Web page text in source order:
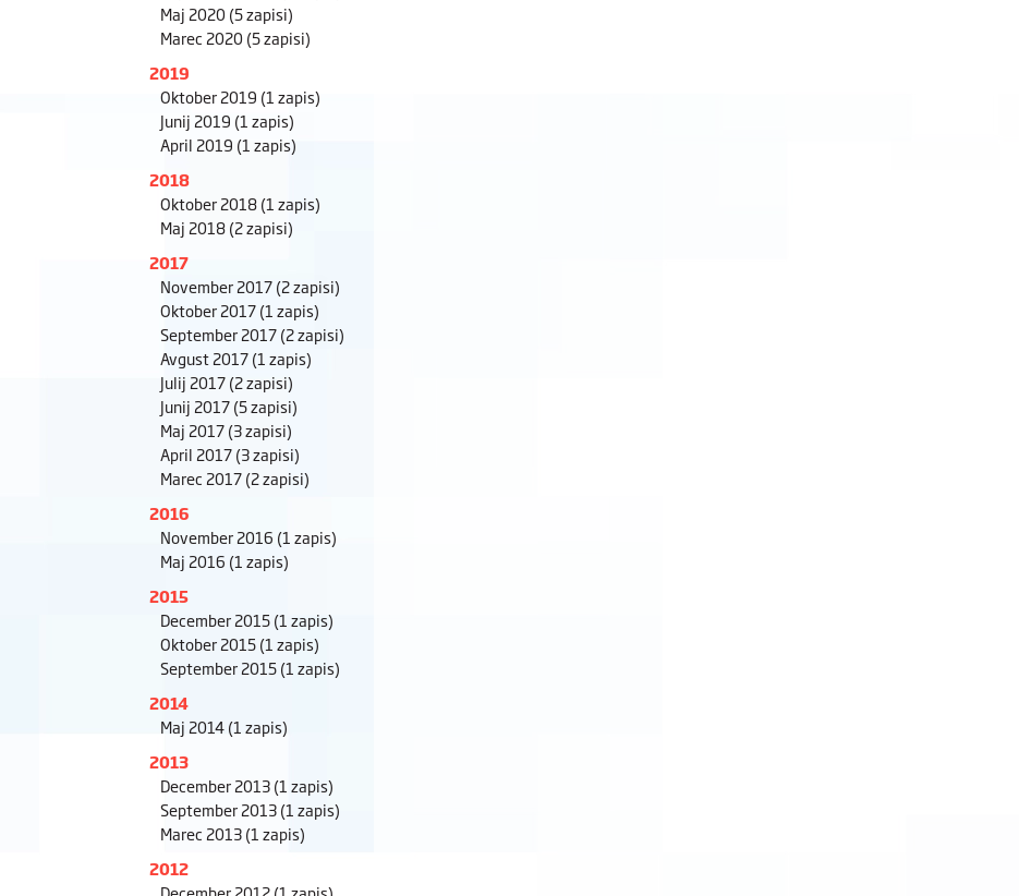
Maj 2020(5 zapisi)
Marec 2020(5 zapisi)
2019
Oktober 2019 (1 zapis)
Junij 2019 (1 zapis)
April 2019 (1 zapis)
2018
Oktober 2018(1 zapis)
Maj 2018(2 zapisi)
2017
November 2017(2 zapisi)
Oktober 2017(1 zapis)
September 2017(2 zapisi)
Avgust 2017(1 zapis)
Julij 2017(2 zapisi)
Junij 2017(5 zapisi)
Maj 2017(3 zapisi)
April 2017(3 zapisi)
Marec 2017(2 zapisi)
2016
November 2016 (1 zapis)
Maj 2016 (1 zapis)
2015
December 2015(1 zapis)
Oktober 2015(1 zapis)
September 2015(1 zapis)
2014
Maj 2014(1 zapis)
2013
December 2013(1 zapis)
September 2013(1 zapis)
Marec 2013(1 zapis)
2012